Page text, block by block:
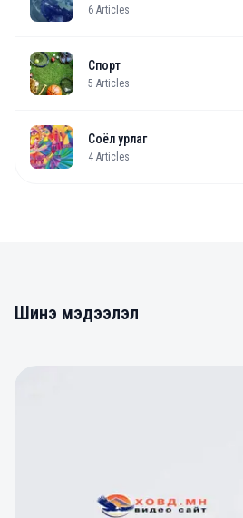
6 Articles
Спорт
5 Articles
Соёл урлаг
4 Articles
Шинэ мэдээлэл